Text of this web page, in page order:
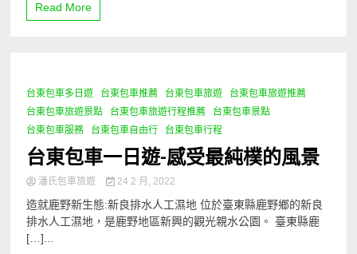
Read More
1 Minute
台東包車多日遊 台東包車推薦 台東包車旅遊
台東包車旅遊推薦
台東包車旅遊景點
台東包車旅遊行程推薦
台東包車景點
台東包車服務
台東包車自由行 台東包車行程
台東包車一日遊-感受最純樸的風景
潘氏包車旅遊 24 2 月, 2022
造就鹿野新生態:新良排水人工濕地 位於臺東縣鹿野鄉的新良
排水人工濕地，是鹿野地區新興的觀光親水公園。 臺東縣鹿
[…]...